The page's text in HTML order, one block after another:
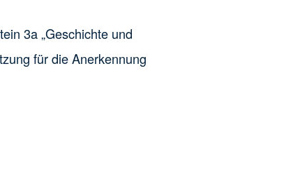
3a „Geschichte und
für die Anerkennung